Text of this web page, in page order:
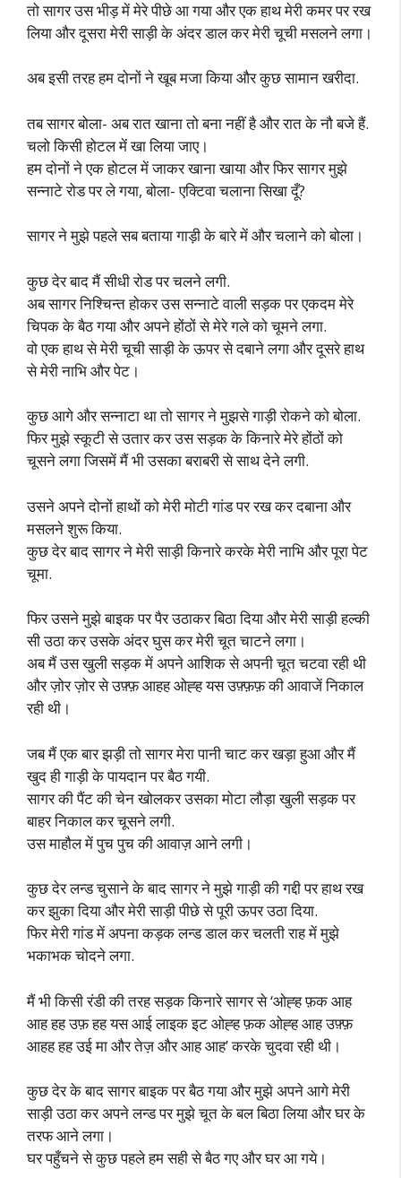
तो सागर उस भीड़ में मेरे पीछे आ गया और एक हाथ मेरी कमर पर रख
लिया और दूसरा मेरी साड़ी के अंदर डाल कर मेरी चूची मसलने लगा।
अब इसी तरह हम दोनों ने खूब मजा किया और कुछ सामान खरीदा.
तब सागर बोला- अब रात खाना तो बना नहीं है और रात के नौ बजे हैं.
चलो किसी होटल में खा लिया जाए।
हम दोनों ने एक होटल में जाकर खाना खाया और फिर सागर मुझे
सन्नाटे रोड पर ले गया, बोला- एक्टिवा चलाना सिखा दूँ?
सागर ने मुझे पहले सब बताया गाड़ी के बारे में और चलाने को बोला।
कुछ देर बाद मैं सीधी रोड पर चलने लगी.
अब सागर निश्चिन्त होकर उस सन्नाटे वाली सड़क पर एकदम मेरे
चिपक के बैठ गया और अपने होंठों से मेरे गले को चूमने लगा.
वो एक हाथ से मेरी चूची साड़ी के ऊपर से दबाने लगा और दूसरे हाथ
से मेरी नाभि और पेट।
कुछ आगे और सन्नाटा था तो सागर ने मुझसे गाड़ी रोकने को बोला.
फिर मुझे स्कूटी से उतार कर उस सड़क के किनारे मेरे होंठों को
चूसने लगा जिसमें मैं भी उसका बराबरी से साथ देने लगी.
उसने अपने दोनों हाथों को मेरी मोटी गांड पर रख कर दबाना और
मसलने शुरू किया.
कुछ देर बाद सागर ने मेरी साड़ी किनारे करके मेरी नाभि और पूरा पेट
चूमा.
फिर उसने मुझे बाइक पर पैर उठाकर बिठा दिया और मेरी साड़ी हल्की
सी उठा कर उसके अंदर घुस कर मेरी चूत चाटने लगा।
अब मैं उस खुली सड़क में अपने आशिक से अपनी चूत चटवा रही थी
और ज़ोर ज़ोर से उफ़्फ़ आहह ओह्ह यस उफ़्फ़फ़ की आवाजें निकाल
रही थी।
जब मैं एक बार झड़ी तो सागर मेरा पानी चाट कर खड़ा हुआ और मैं
खुद ही गाड़ी के पायदान पर बैठ गयी.
सागर की पैंट की चेन खोलकर उसका मोटा लौड़ा खुली सड़क पर
बाहर निकाल कर चूसने लगी.
उस माहौल में पुच पुच की आवाज़ आने लगी।
कुछ देर लन्ड चुसाने के बाद सागर ने मुझे गाड़ी की गद्दी पर हाथ रख
कर झुका दिया और मेरी साड़ी पीछे से पूरी ऊपर उठा दिया.
फिर मेरी गांड में अपना कड़क लन्ड डाल कर चलती राह में मुझे
भकाभक चोदने लगा.
मैं भी किसी रंडी की तरह सड़क किनारे सागर से ‘ओह्ह फ़क आह
आह हह उफ़ हह यस आई लाइक इट ओह्ह फ़क ओह्ह आह उफ़्फ़
आहह हह उई मा और तेज़ और आह आह’ करके चुदवा रही थी।
कुछ देर के बाद सागर बाइक पर बैठ गया और मुझे अपने आगे मेरी
साड़ी उठा कर अपने लन्ड पर मुझे चूत के बल बिठा लिया और घर के
तरफ आने लगा।
घर पहुँचने से कुछ पहले हम सही से बैठ गए और घर आ गये।